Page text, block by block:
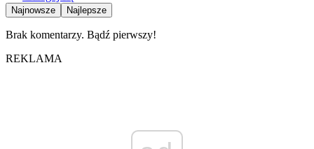
Najnowsze Najlepsze
Brak komentarzy. Bądź pierwszy!
REKLAMA